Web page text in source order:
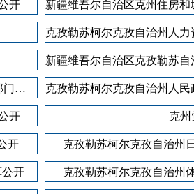
开
克孜勒苏柯尔克孜自治州发展和改革 委员会2017年部门预算公开
开 克州
开 克孜勒苏柯尔克孜自治州
公开 克孜勒苏柯尔克孜自治州